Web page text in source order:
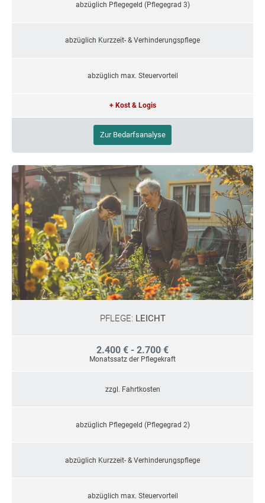
abzüglich Pflegegeld (Pflegegrad 3)
abzüglich Kurzzeit- & Verhinderungspflege
abzüglich max. Steuervorteil
+ Kost & Logis
Zur Bedarfsanalyse
PFLEGE: LEICHT
2.400 € - 2.700 €
Monatssatz der Pflegekraft
zzgl. Fahrtkosten
abzüglich Pflegegeld (Pflegegrad 2)
abzüglich Kurzzeit- & Verhinderungspflege
abzüglich max. Steuervorteil